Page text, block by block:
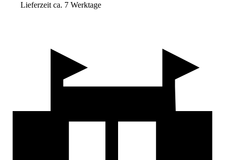
Lieferzeit ca. 7 Werktage